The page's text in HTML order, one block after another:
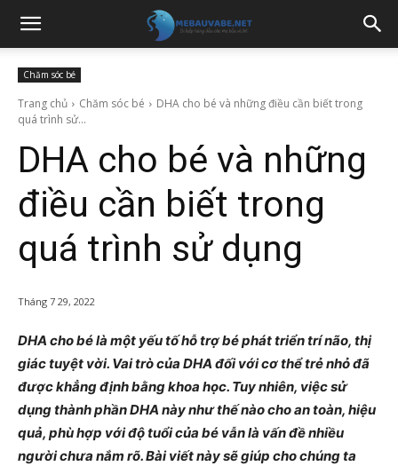
Chăm sóc bé
Trang chủ Chăm sóc bé
DHA cho bé và những điều cần biết trong
quá trình sử...
DHA cho bé và những
điều cần biết trong
quá trình sử dụng
Tháng 7 29, 2022
DHA cho bé là một yếu tố hỗ trợ bé phát triển trí não, thị
giác tuyệt vời. Vai trò của DHA đối với cơ thể trẻ nhỏ đã
được khẳng định bằng khoa học. Tuy nhiên, việc sử
dụng thành phần DHA này như thế nào cho an toàn, hiệu
quả, phù hợp với độ tuổi của bé vẫn là vấn đề nhiều
người chưa nắm rõ. Bài viết này sẽ giúp cho chúng ta